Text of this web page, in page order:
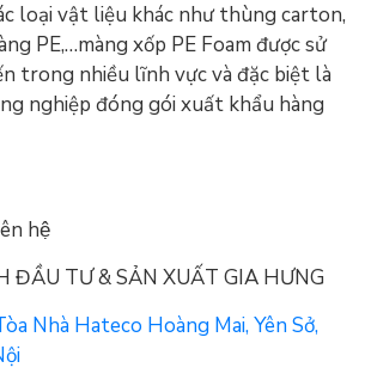
loại vật liệu khác như thùng carton,
PE,…màng xốp PE Foam được sử
trong nhiều lĩnh vực và đặc biệt là
nghiệp đóng gói xuất khẩu hàng
hệ
ĐẦU TƯ & SẢN XUẤT GIA HƯNG
Nhà Hateco Hoàng Mai, Yên Sở,